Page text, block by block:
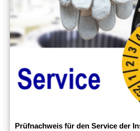
Prüfnachweis für den Service der